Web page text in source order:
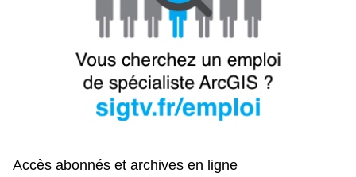
Accès abonnés et archives en ligne